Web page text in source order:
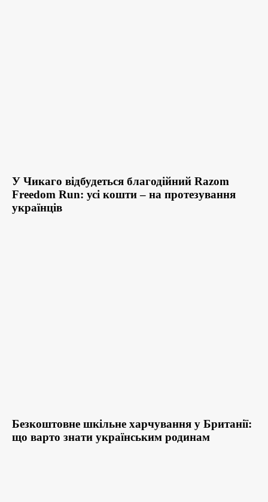
У Чикаго відбудеться благодійний Razom
Freedom Run: усі кошти – на протезування
українців
Безкоштовне шкільне харчування у Британії:
що варто знати українським родинам